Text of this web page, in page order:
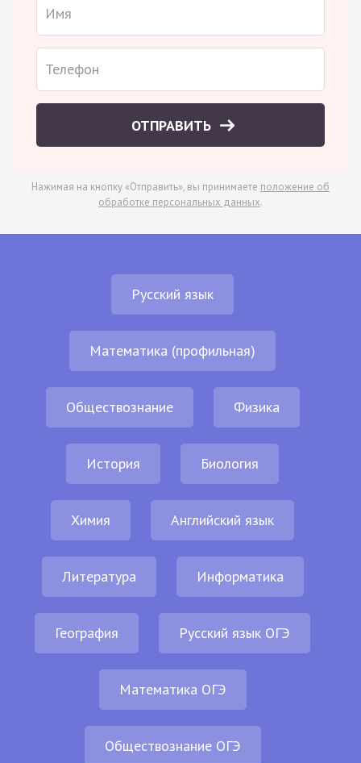
ОТПРАВИТЬ
Нажимая на кнопку «Отправить», вы принимаете положение об
обработке персональных данных.
Русский язык
Математика (профильная)
Обществознание Физика
История Биология
Химия Английский язык
Литература Информатика
География Русский язык ОГЭ
Математика ОГЭ
Обществознание ОГЭ